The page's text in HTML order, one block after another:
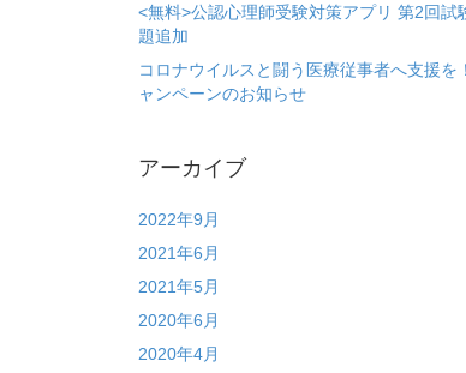
<無料>公認心理師受験対策アプリ 第2回試
題追加
コロナウイルスと闘う医療従事者へ支援を
ャンペーンのお知らせ
アーカイブ
2022年9月
2021年6月
2021年5月
2020年6月
2020年4月